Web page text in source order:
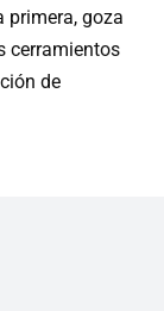
primera, goza
cerramientos
de